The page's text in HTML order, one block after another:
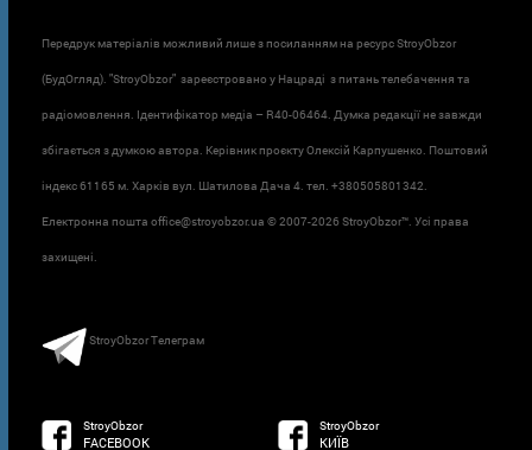
Передрук матеріалів можливий лише з посиланням на ресурс StroyObzor
(БудОгляд). "StroyObzor" зареєстровано у Нацраді з питань телебачення та
радіомовлення. Ідентифікатор медіа – R40-06464. Думка редакції не завжди
збігається з думкою автора. Керівник проєкту Олексій Карпушенко. Поштовий
індекс 61165 м. Харків вул. Шатилова Дача 4. тел. +380505801342.
Електронна пошта office@stroyobzor.ua © 2007-2026 StroyObzor™. Усі права
захищені.
StroyObzor Телеграм
StroyObzor
FACEBOOK
StroyObzor
КИЇВ